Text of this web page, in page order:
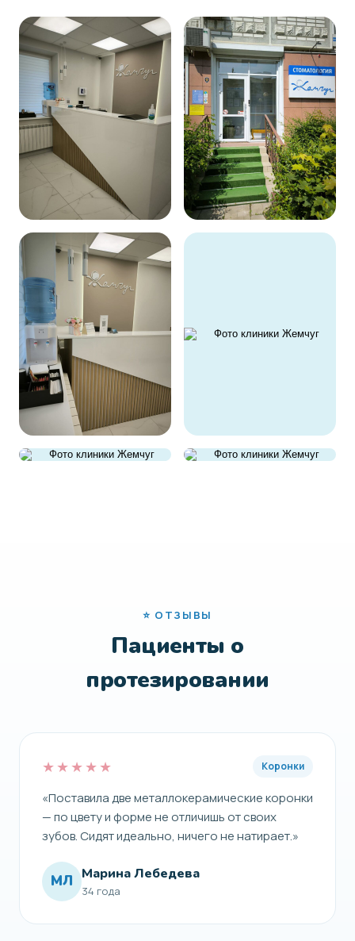
⭐ ОТЗЫВЫ
Пациенты о
протезировании
★★★★★ Коронки
«Поставила две металлокерамические коронки
— по цвету и форме не отличишь от своих
зубов. Сидят идеально, ничего не натирает.»
МЛ Марина Лебедева
34 года